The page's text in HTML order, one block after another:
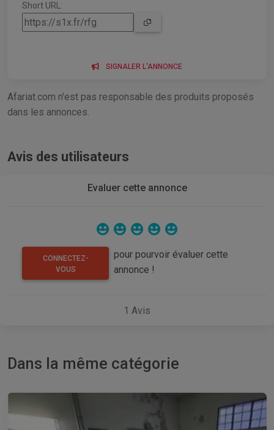
Short URL:
SIGNALER L'ANNONCE
Afariat.com n'est pas responsable des produits proposés
dans les annonces.
Avis des utilisateurs
Evaluer cette annonce
CONNECTEZ-
VOUS
pour pourvoir évaluer cette
annonce !
1 Avis
Dans la même catégorie